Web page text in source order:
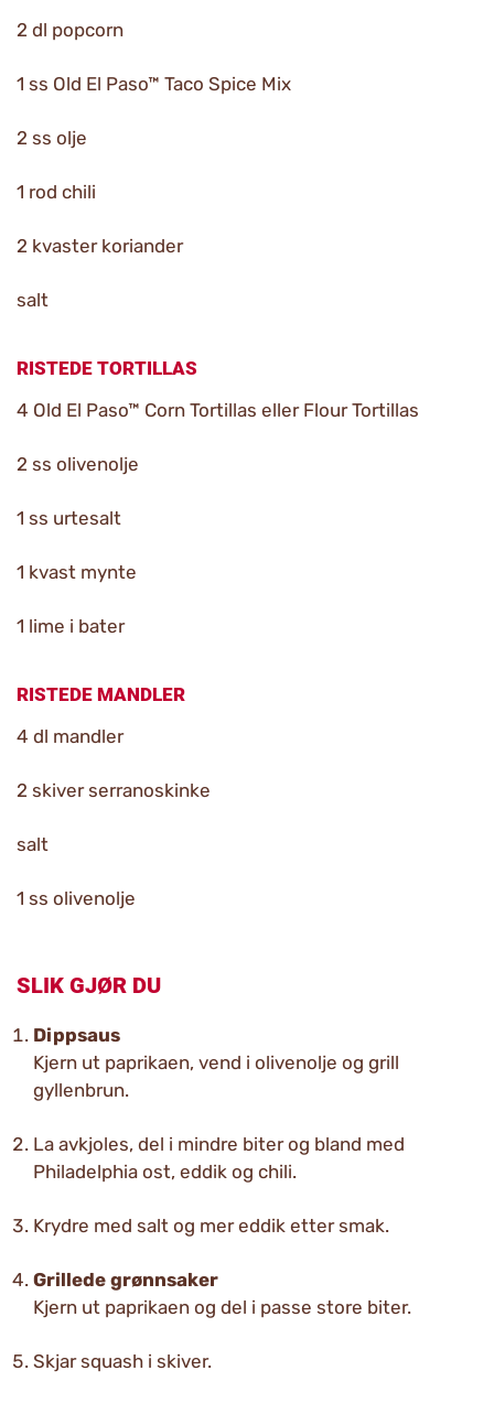
2 dl popcorn
1 ss Old El Paso™ Taco Spice Mix
2 ss olje
1 rod chili
2 kvaster koriander
salt
RISTEDE TORTILLAS
4 Old El Paso™ Corn Tortillas eller Flour Tortillas
2 ss olivenolje
1 ss urtesalt
1 kvast mynte
1 lime i bater
RISTEDE MANDLER
4 dl mandler
2 skiver serranoskinke
salt
1 ss olivenolje
SLIK GJØR DU
Dippsaus
Kjern ut paprikaen, vend i olivenolje og grill
gyllenbrun.
La avkjoles, del i mindre biter og bland med
Philadelphia ost, eddik og chili.
Krydre med salt og mer eddik etter smak.
Grillede grønnsaker
Kjern ut paprikaen og del i passe store biter.
Skjar squash i skiver.